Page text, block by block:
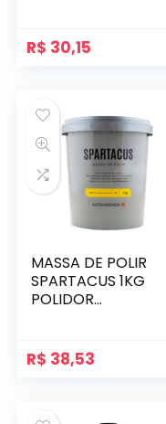
R$ 30,15
MASSA DE POLIR
SPARTACUS 1KG
POLIDOR
R$ 38,53